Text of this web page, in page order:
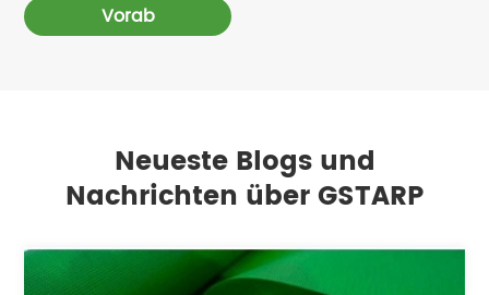
Vorab
Neueste Blogs und
Nachrichten über GSTARP